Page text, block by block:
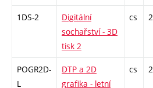
1DS-2
Digitální
sochařství - 3D
tisk 2
cs 2
POGR2D-
L
DTP a 2D
grafika - letní
cs 2